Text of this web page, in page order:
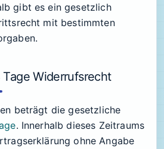
gibt es ein gesetzlich
mit bestimmten
Widerrufsrecht
beträgt die gesetzliche
. Innerhalb dieses Zeitraums
ohne Angabe